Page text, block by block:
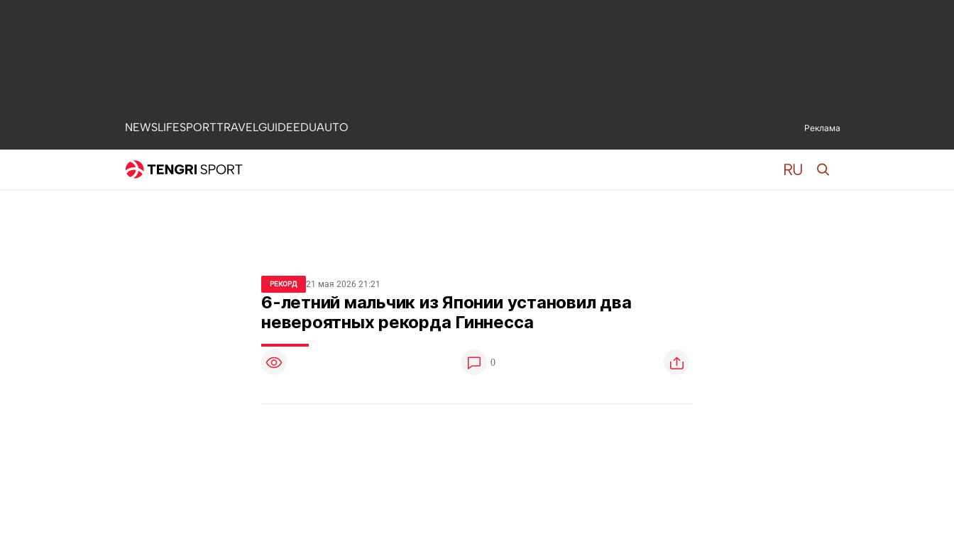
NEWSLIFESPORTTRAVELGUIDEEDUAUTO Реклама
РЕКОРД 21 мая 2026 21:21
6-летний мальчик из Японии установил два
невероятных рекорда Гиннесса
0